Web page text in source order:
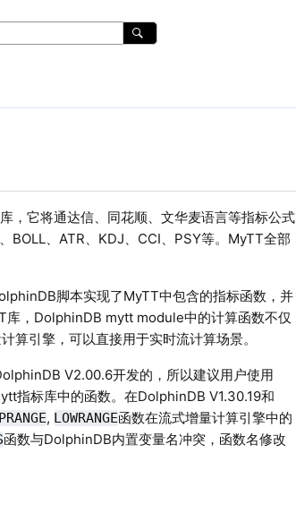
，它将通达信、同花顺、文华麦语言等指标公式
BOLL、ATR、KDJ、CCI、PSY等。MyTT全部
脚本实现了MyTT中包含的指标函数，并
，DolphinDB mytt module中的计算函数不仅
算引擎，可以直接用于实时流计算场景。
V2.00.6开发的，所以建议用户使用
指标库中的函数。在DolphinDB V1.30.19和
, LOWRANGE函数在流式增量计算引擎中的
函数与DolphinDB内置变量名冲突，函数名修改